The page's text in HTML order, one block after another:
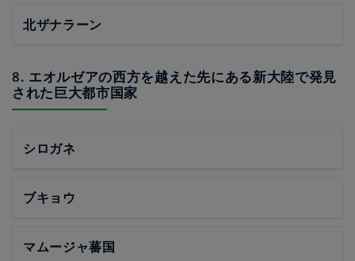
北ザナラーン
8. エオルゼアの西方を越えた先にある新大陸で発見
された巨大都市国家
シロガネ
ブキョウ
マムージャ蕃国